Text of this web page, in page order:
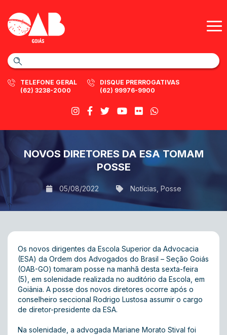
TELEFONE GERAL
(62) 3238-2000
DISQUE PRERROGATIVAS
(62) 99976-9900
NOVOS DIRETORES DA ESA TOMAM
POSSE
05/08/2022 Notícias Posse
Os novos dirigentes da Escola Superior da Advocacia
(ESA) da Ordem dos Advogados do Brasil – Seção Goiás
(OAB-GO) tomaram posse na manhã desta sexta-feira
(5), em solenidade realizada no auditório da Escola, em
Goiânia. A posse dos novos diretores ocorre após o
conselheiro seccional Rodrigo Lustosa assumir o cargo
de diretor-presidente da ESA.
Na solenidade, a advogada Mariane Morato Stival foi